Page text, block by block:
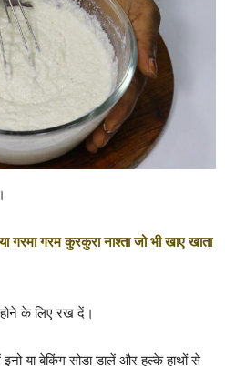
गरम कुरकुरा नाश्ता जो भी खाए खाता
के लिए रख दें।
या बेकिंग सोडा डालें और हल्के हाथों से